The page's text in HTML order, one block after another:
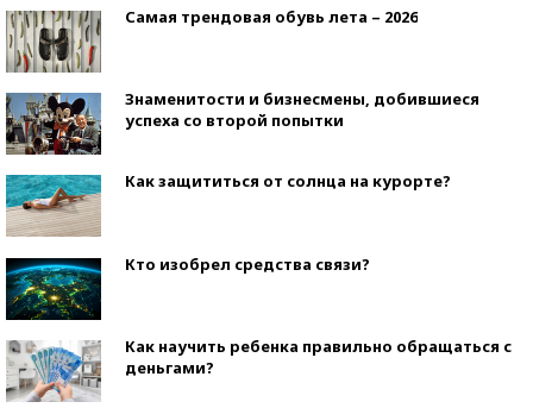
Самая трендовая обувь лета – 2026
Знаменитости и бизнесмены, добившиеся
успеха со второй попытки
Как защититься от солнца на курорте?
Кто изобрел средства связи?
Как научить ребенка правильно обращаться с
деньгами?